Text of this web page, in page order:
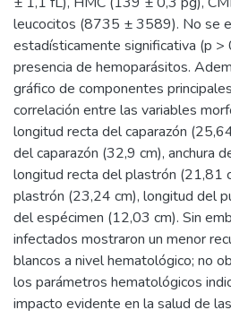
leucocitos (8735 ± 3589). No se
estadísticamente significativa (p
presencia de hemoparásitos.
gráfico de componentes
correlación entre las variables
longitud recta del caparazón
del caparazón (32,9 cm), anchura
longitud recta del plastrón (21,81
plastrón (23,24 cm), longitud del
del espécimen (12,03 cm). Sin
infectados mostraron un menor
blancos a nivel hematológico; no
los parámetros hematológicos
impacto evidente en la salud de